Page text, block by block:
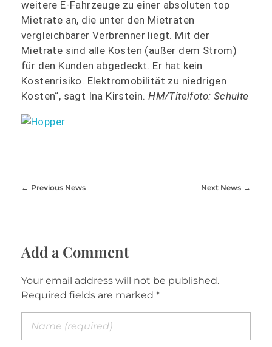
weitere E-Fahrzeuge zu einer absoluten top
Mietrate an, die unter den Mietraten
vergleichbarer Verbrenner liegt. Mit der
Mietrate sind alle Kosten (außer dem Strom)
für den Kunden abgedeckt. Er hat kein
Kostenrisiko. Elektromobilität zu niedrigen
Kosten“, sagt Ina Kirstein.HM/Titelfoto: Schulte
Previous News Next News
Add a Comment
Your email address will not be published.
Required fields are marked *